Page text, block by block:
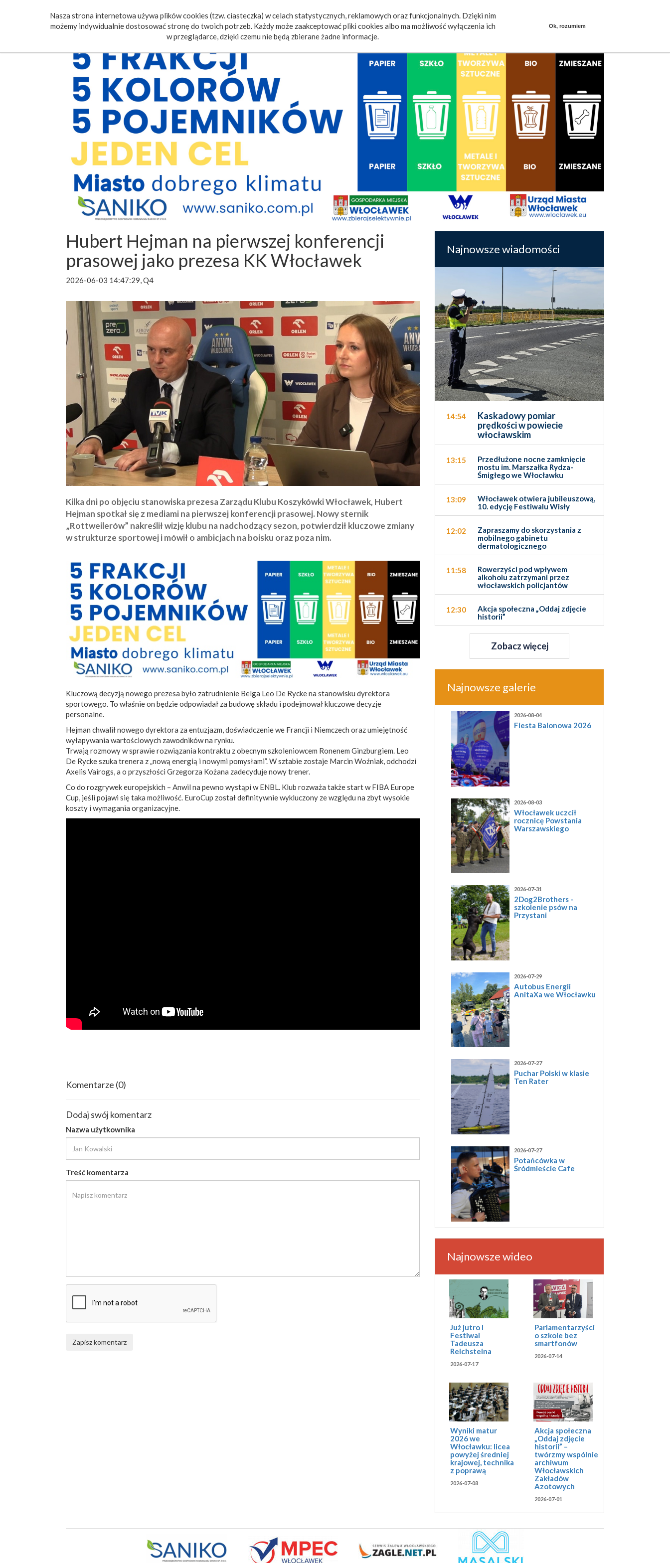
Nasza strona internetowa używa plików cookies (tzw. ciasteczka) w celach statystycznych, reklamowych oraz funkcjonalnych. Dzięki nim
możemy indywidualnie dostosować stronę do twoich potrzeb. Każdy może zaakceptować pliki cookies albo ma możliwość wyłączenia ich
w przeglądarce, dzięki czemu nie będą zbierane żadne informacje.
Ok, rozumiem
Poczta Wydarzenia Ogłoszenia Video Fotorelacje Mieszkańcy mówią
Hubert Hejman na pierwszej konferencji
prasowej jako prezesa KK Włocławek
2026-06-03 14:47:29, Q4
Kilka dni po objęciu stanowiska prezesa Zarządu Klubu Koszykówki Włocławek, Hubert
Hejman spotkał się z mediami na pierwszej konferencji prasowej. Nowy sternik
„Rottweilerów” nakreślił wizję klubu na nadchodzący sezon, potwierdził kluczowe zmiany
w strukturze sportowej i mówił o ambicjach na boisku oraz poza nim.
Kluczową decyzją nowego prezesa było zatrudnienie Belga Leo De Rycke na stanowisku dyrektora
sportowego. To właśnie on będzie odpowiadał za budowę składu i podejmował kluczowe decyzje
personalne.
Hejman chwalił nowego dyrektora za entuzjazm, doświadczenie we Francji i Niemczech oraz umiejętność
wyłapywania wartościowych zawodników na rynku.
Trwają rozmowy w sprawie rozwiązania kontraktu z obecnym szkoleniowcem Ronenem Ginzburgiem. Leo
De Rycke szuka trenera z „nową energią i nowymi pomysłami”. W sztabie zostaje Marcin Woźniak, odchodzi
Axelis Vairogs, a o przyszłości Grzegorza Kożana zadecyduje nowy trener.
Co do rozgrywek europejskich – Anwil na pewno wystąpi w ENBL. Klub rozważa także start w FIBA Europe
Cup, jeśli pojawi się taka możliwość. EuroCup został definitywnie wykluczony ze względu na zbyt wysokie
koszty i wymagania organizacyjne.
Komentarze (0)
Dodaj swój komentarz
Nazwa użytkownika
Treść komentarza
Zapisz komentarz
Najnowsze wiadomości
14:54
Kaskadowy pomiar
prędkości w powiecie
włocławskim
13:15
Przedłużone nocne zamknięcie
mostu im. Marszałka Rydza-
Śmigłego we Włocławku
13:09
Włocławek otwiera jubileuszową,
10. edycję Festiwalu Wisły
12:02
Zapraszamy do skorzystania z
mobilnego gabinetu
dermatologicznego
11:58
Rowerzyści pod wpływem
alkoholu zatrzymani przez
włocławskich policjantów
12:30
Akcja społeczna „Oddaj zdjęcie
historii”
Zobacz więcej
Najnowsze galerie
2026-08-04
Fiesta Balonowa 2026
2026-08-03
Włocławek uczcił
rocznicę Powstania
Warszawskiego
2026-07-31
2Dog2Brothers -
szkolenie psów na
Przystani
2026-07-29
Autobus Energii
AnitaXa we Włocławku
2026-07-27
Puchar Polski w klasie
Ten Rater
2026-07-27
Potańcówka w
Śródmieście Cafe
Najnowsze wideo
Już jutro I
Festiwal
Tadeusza
Reichsteina
2026-07-17
Parlamentarzyści
o szkole bez
smartfonów
2026-07-14
Wyniki matur
2026 we
Włocławku: licea
powyżej średniej
krajowej, technika
z poprawą
2026-07-08
Akcja społeczna
„Oddaj zdjęcie
historii” –
twórzmy wspólnie
archiwum
Włocławskich
Zakładów
Azotowych
2026-07-01